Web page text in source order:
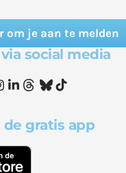
om je aan te melden
social media
gratis app